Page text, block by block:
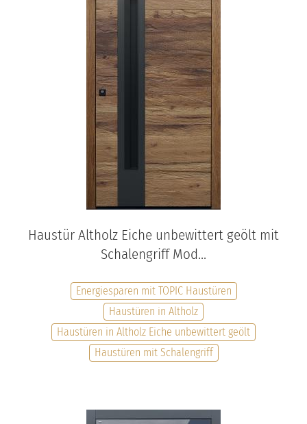
Haustür Altholz Eiche unbewittert geölt mit
Schalengriff Mod...
Energiesparen mit TOPIC Haustüren
Haustüren in Altholz
Haustüren in Altholz Eiche unbewittert geölt
Haustüren mit Schalengriff